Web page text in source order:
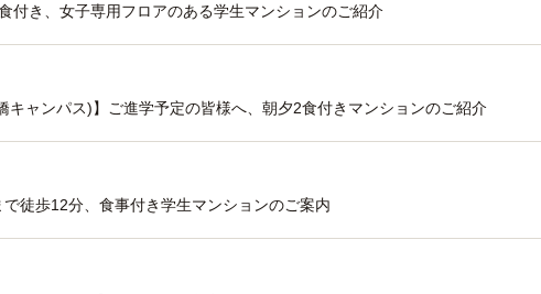
付き、女子専用フロアのある学生マンションのご紹介
キャンパス)】ご進学予定の皆様へ、朝夕2食付きマンションのご紹介
で徒歩12分、食事付き学生マンションのご案内